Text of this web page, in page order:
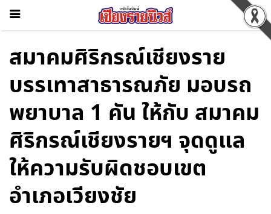
สมาคมศิริกรณ์เชียงราย
บรรเทาสาธารณภัย มอบรถ
พยาบาล 1 คัน ให้กับ สมาคม
ศิริกรณ์เชียงรายฯ จุดดูแล
ให้ความรับผิดชอบเขต
อำเภอเวียงชัย